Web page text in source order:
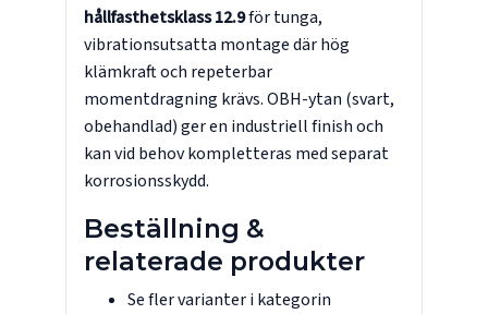
hållfasthetsklass 12.9för tunga,
vibrationsutsatta montage där hög
klämkraft och repeterbar
momentdragning krävs. OBH-ytan (svart,
obehandlad) ger en industriell finish och
kan vid behov kompletteras med separat
korrosionsskydd.
Beställning &
relaterade produkter
Se fler varianter i kategorin